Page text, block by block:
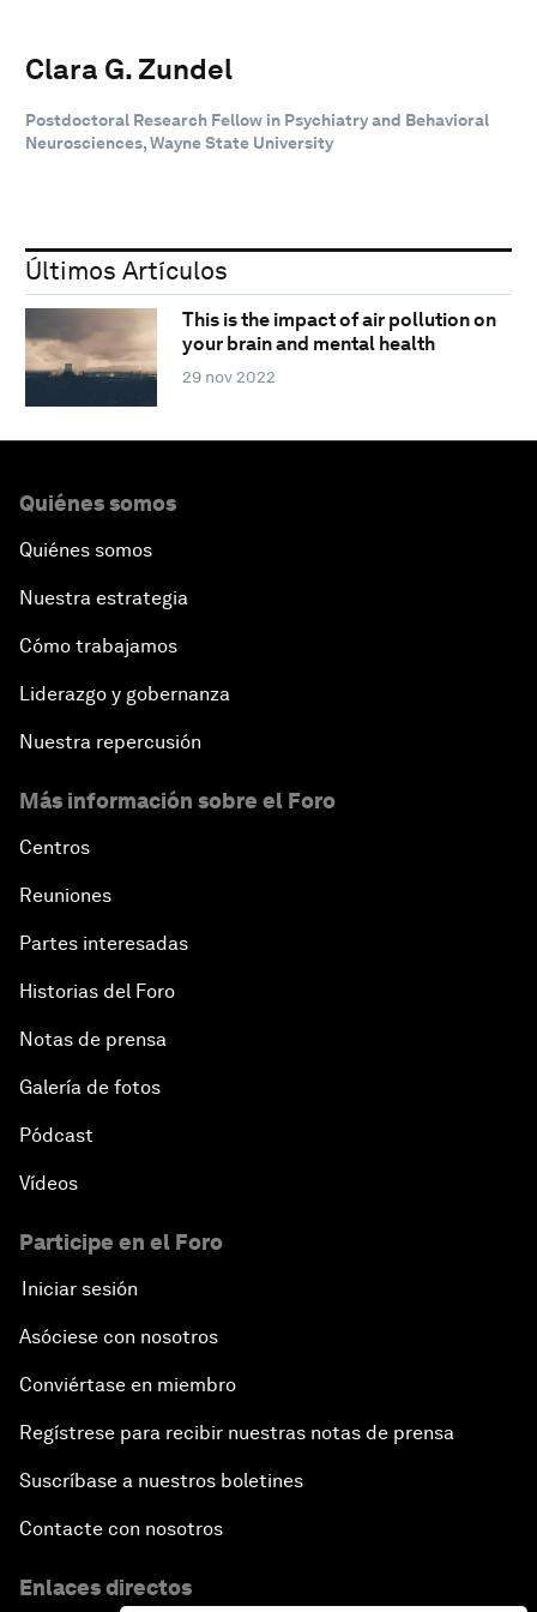
Clara G. Zundel
Postdoctoral Research Fellow in Psychiatry and Behavioral
Neurosciences, Wayne State University
Últimos Artículos
This is the impact of air pollution on
your brain and mental health
29 nov 2022
Quiénes somos
Quiénes somos
Nuestra estrategia
Cómo trabajamos
Liderazgo y gobernanza
Nuestra repercusión
Más información sobre el Foro
Centros
Reuniones
Partes interesadas
Historias del Foro
Notas de prensa
Galería de fotos
Pódcast
Vídeos
Participe en el Foro
Iniciar sesión
Asóciese con nosotros
Conviértase en miembro
Regístrese para recibir nuestras notas de prensa
Suscríbase a nuestros boletines
Contacte con nosotros
Enlaces directos